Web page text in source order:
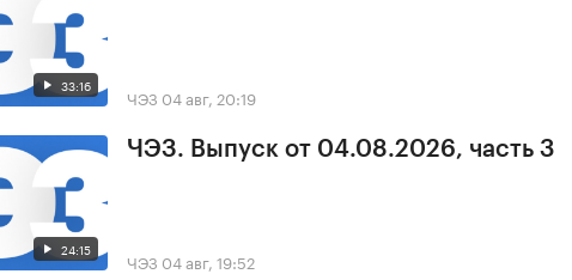
33:16 ЧЭЗ 04 авг, 20:19
24:15
ЧЭЗ. Выпуск от 04.08.2026, часть 3
ЧЭЗ 04 авг, 19:52